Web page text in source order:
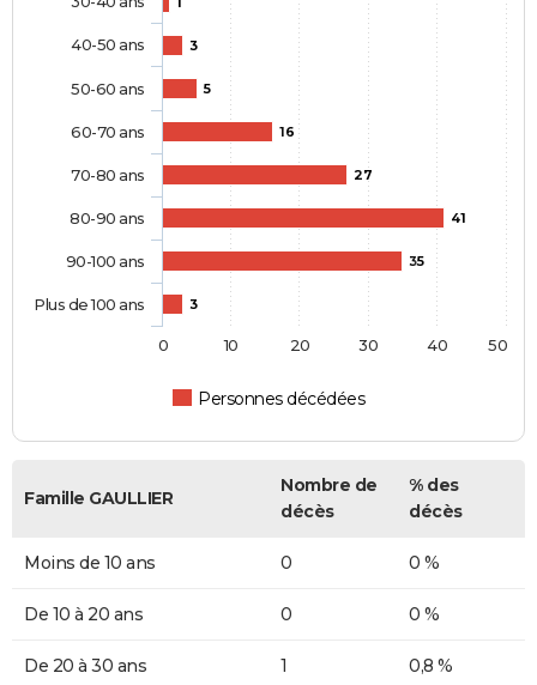
3
5
16
27
41
35
3
Personnes décédées
40-50 ans
50-60 ans
60-70 ans
70-80 ans
80-90 ans
90-100 ans
Plus de 100 ans
0 10 20 30 40 50
Famille GAULLIER
Nombre de
décès
% des
décès
Moins de 10 ans 0 0 %
De 10 à 20 ans 0 0 %
De 20 à 30 ans 1 0,8 %